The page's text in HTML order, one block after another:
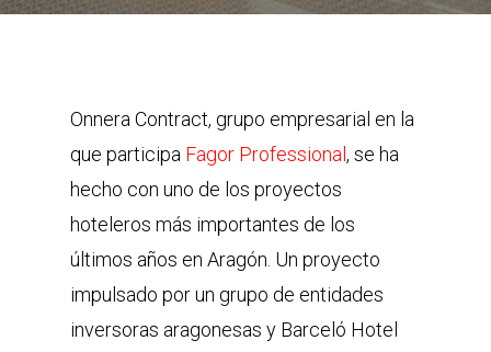
Onnera Contract, grupo empresarial en la
que participa Fagor Professional , se ha
hecho con uno de los proyectos
hoteleros más importantes de los
últimos años en Aragón. Un proyecto
impulsado por un grupo de entidades
inversoras aragonesas y Barceló Hotel